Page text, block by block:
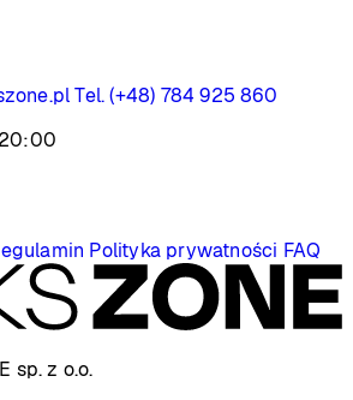
Tel. (+48) 784 925 860
Polityka prywatności FAQ
sp. z o.o.